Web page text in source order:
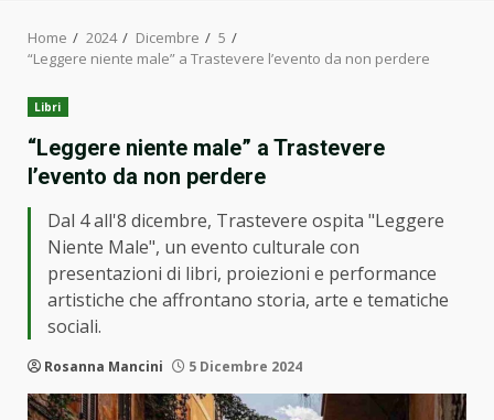
Home 2024 Dicembre
5
“Leggere niente male” a Trastevere l’evento da non perdere
Libri
“Leggere niente male” a Trastevere
l’evento da non perdere
Dal 4 all'8 dicembre, Trastevere ospita "Leggere
Niente Male", un evento culturale con
presentazioni di libri, proiezioni e performance
artistiche che affrontano storia, arte e tematiche
sociali.
Rosanna Mancini 5 Dicembre 2024